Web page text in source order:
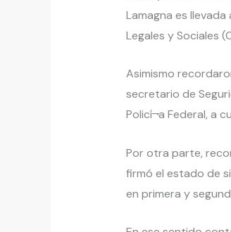
Lamagna es
Legales y Sociales
Asimismo
secretario de
Policí¬a Federal, a
Por otra parte,
firmó el estado de
en primera y